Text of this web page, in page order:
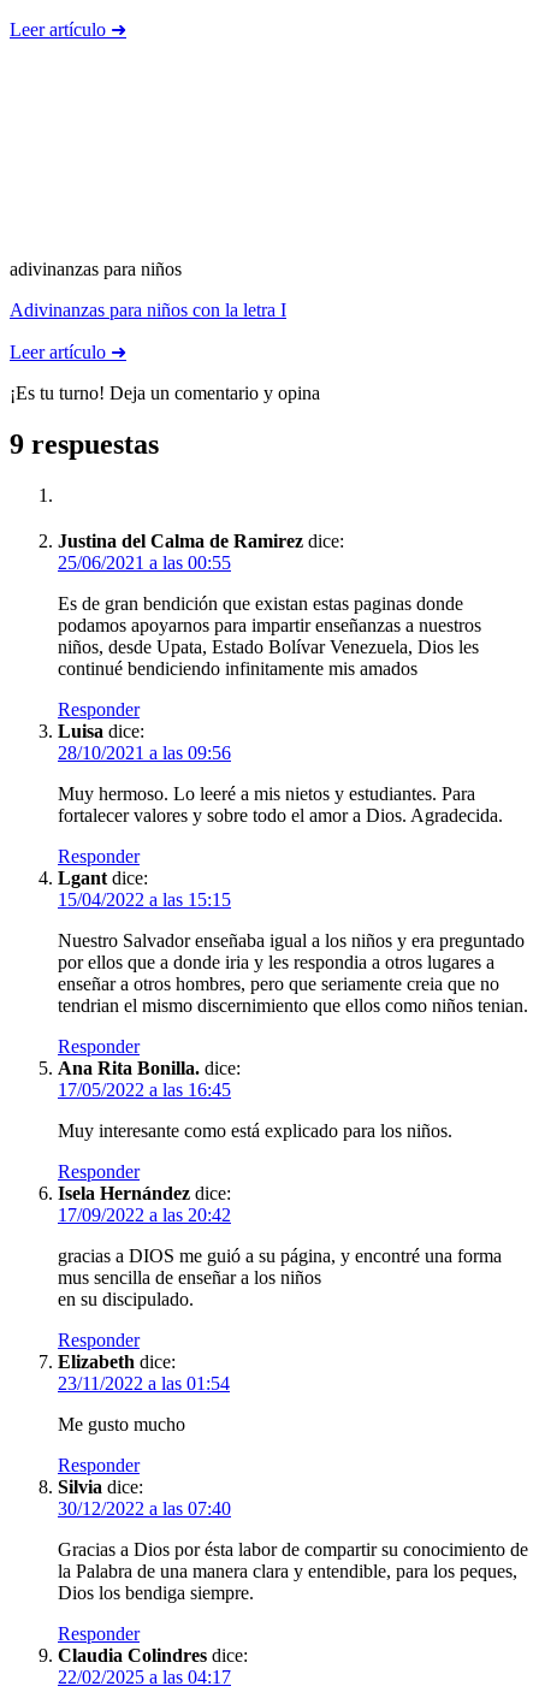
Leer artículo ➜
adivinanzas para niños
Adivinanzas para niños con la letra I
Leer artículo ➜
¡Es tu turno! Deja un comentario y opina
9 respuestas
Justina del Calma de Ramirez dice:
25/06/2021 a las 00:55
Es de gran bendición que existan estas paginas donde
podamos apoyarnos para impartir enseñanzas a nuestros
niños, desde Upata, Estado Bolívar Venezuela, Dios les
continué bendiciendo infinitamente mis amados
Responder
Luisa dice:
28/10/2021 a las 09:56
Muy hermoso. Lo leeré a mis nietos y estudiantes. Para
fortalecer valores y sobre todo el amor a Dios. Agradecida.
Responder
Lgant dice:
15/04/2022 a las 15:15
Nuestro Salvador enseñaba igual a los niños y era preguntado
por ellos que a donde iria y les respondia a otros lugares a
enseñar a otros hombres, pero que seriamente creia que no
tendrian el mismo discernimiento que ellos como niños tenian.
Responder
Ana Rita Bonilla. dice:
17/05/2022 a las 16:45
Muy interesante como está explicado para los niños.
Responder
Isela Hernández dice:
17/09/2022 a las 20:42
gracias a DIOS me guió a su página, y encontré una forma
mus sencilla de enseñar a los niños
en su discipulado.
Responder
Elizabeth dice:
23/11/2022 a las 01:54
Me gusto mucho
Responder
Silvia dice:
30/12/2022 a las 07:40
Gracias a Dios por ésta labor de compartir su conocimiento de
la Palabra de una manera clara y entendible, para los peques,
Dios los bendiga siempre.
Responder
Claudia Colindres dice:
22/02/2025 a las 04:17